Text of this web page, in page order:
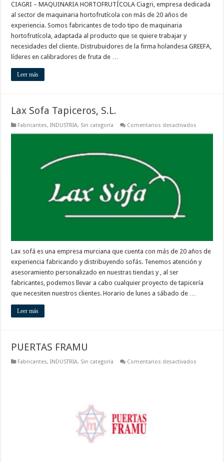
CIAGRI – MAQUINARIA HORTOFRUTÍCOLA Ciagri, empresa dedicada
al sector de maquinaria hortofrutícola con más de 20 años de
experiencia. Somos fabricantes de todo tipo de maquinaria
hortofrutícola, adaptada al producto que se quiere trabajar y
necesidades del cliente. Distrubuidores de la firma holandesa GREEFA,
líderes en calibradores de fruta de …
Leer más
Lax Sofa Tapiceros, S.L.
Fabricantes,INDUSTRIA, Sin categoría Comentarios desactivados
Lax sofá es una empresa murciana que cuenta con más de 20 años de
experiencia fabricando y distribuyendo sofás. Tenemos atención y
asesoramiento personalizado en nuestras tiendas y , al ser
fabricantes, podemos llevar a cabo cualquier proyecto de tapicería
que necesiten nuestros clientes. Horario de lunes a sábado de …
Leer más
PUERTAS FRAMU
Fabricantes,INDUSTRIA, Sin categoría Comentarios desactivados